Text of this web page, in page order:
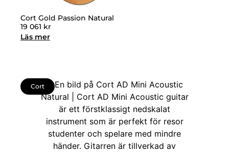
Cort Gold Passion Natural
19 061 kr
Läs mer
Cort